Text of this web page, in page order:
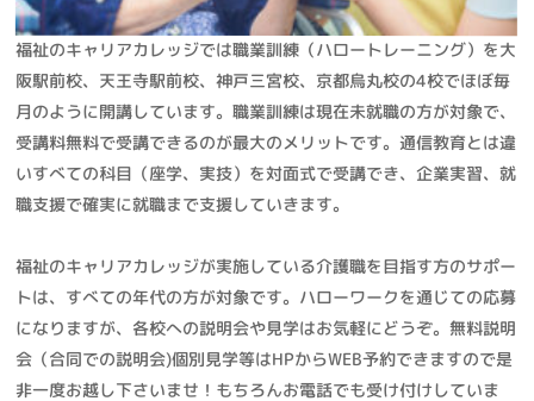
福祉のキャリアカレッジでは職業訓練（ハロートレーニング）を大
阪駅前校、天王寺駅前校、神戸三宮校、京都烏丸校の4校でほぼ毎
月のように開講しています。職業訓練は現在未就職の方が対象で、
受講料無料で受講できるのが最大のメリットです。通信教育とは違
いすべての科目（座学、実技）を対面式で受講でき、企業実習、就
職支援で確実に就職まで支援していきます。
福祉のキャリアカレッジが実施している介護職を目指す方のサポー
トは、すべての年代の方が対象です。ハローワークを通じての応募
になりますが、各校への説明会や見学はお気軽にどうぞ。無料説明
会（合同での説明会)個別見学等はHPからWEB予約できますので是
非一度お越し下さいませ！もちろんお電話でも受け付けしていま